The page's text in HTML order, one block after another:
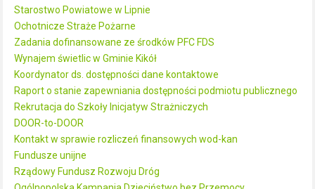
Starostwo Powiatowe w Lipnie
Ochotnicze Straże Pożarne
Zadania dofinansowane ze środków PFC FDS
Wynajem świetlic w Gminie Kikół
Koordynator ds. dostępności dane kontaktowe
Raport o stanie zapewniania dostępności podmiotu publicznego
Rekrutacja do Szkoły Inicjatyw Strażniczych
DOOR-to-DOOR
Kontakt w sprawie rozliczeń finansowych wod-kan
Fundusze unijne
Rządowy Fundusz Rozwoju Dróg